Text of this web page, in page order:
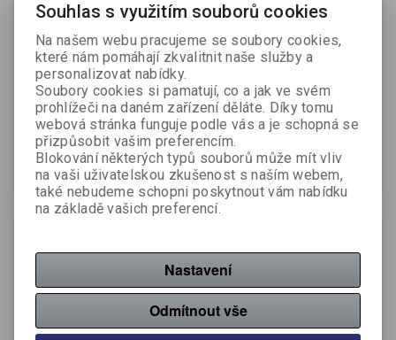
Konvice varná Sencor
SWK 1785BK / černá
Výrobce:Sencor
Katalogové číslo:534006
422 Kč (bez DPH:)
Koupit
1738WH / bílá
Výrobce:Sencor
Katalogové číslo:532927
419 Kč (bez DPH:)
Koupit
Souhlas s využitím souborů cookies
Na našem webu pracujeme se soubory cookies,
které nám pomáhají zkvalitnit naše služby a
personalizovat nabídky.
Soubory cookies si pamatují, co a jak ve svém
prohlížeči na daném zařízení děláte. Díky tomu
webová stránka funguje podle vás a je schopná se
přizpůsobit vašim preferencím.
Blokování některých typů souborů může mít vliv
na vaši uživatelskou zkušenost s naším webem,
také nebudeme schopni poskytnout vám nabídku
na základě vašich preferencí.
Nastavení
Odmítnout vše